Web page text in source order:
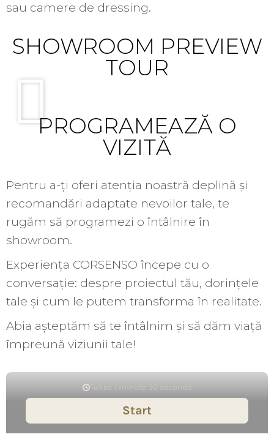
sau camere de dressing.
SHOWROOM PREVIEW
TOUR
PROGRAMEAZĂ O
VIZITĂ
Pentru a-ți oferi atenția noastră deplină și
recomandări adaptate nevoilor tale, te
rugăm să programezi o întâlnire în
showroom.
Experiența CORSENSO începe cu o
conversație: despre proiectul tău, dorințele
tale și cum le putem transforma în realitate.
Abia așteptăm să te întâlnim și să dăm viață
împreună viziunii tale!